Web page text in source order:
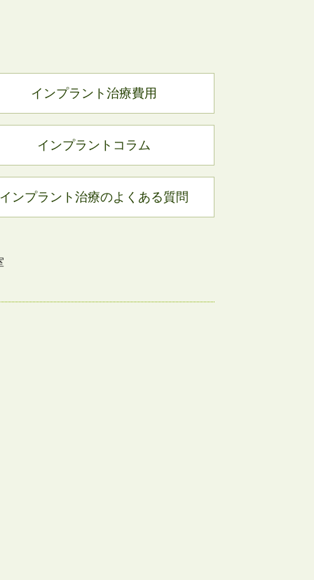
インプラント治療費用
インプラントコラム
ンプラント治療のよくある質問